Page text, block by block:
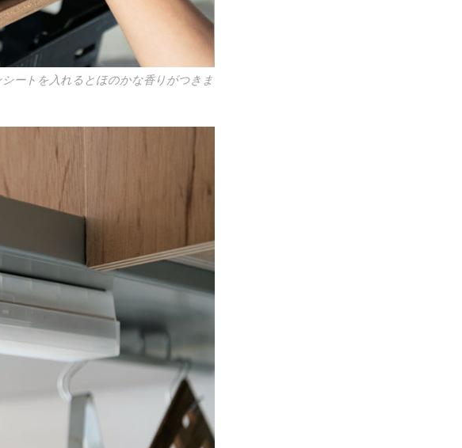
ートを入れるとほのかな香りがつきま